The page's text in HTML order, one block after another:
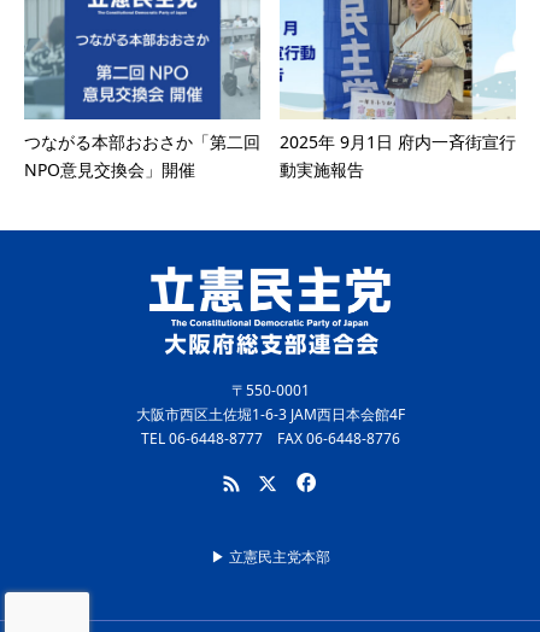
つながる本部おおさか「第二回
NPO意見交換会」開催
2025年 9月1日 府内一斉街宣行
動実施報告
〒550-0001
大阪市西区土佐堀1-6-3 JAM西日本会館4F
TEL 06-6448-8777 FAX 06-6448-8776
▶︎ 立憲民主党本部